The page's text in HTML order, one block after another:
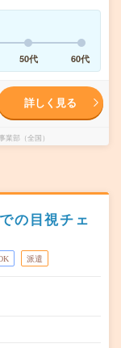
50代 60代
詳しく見る
部（全国）
の目視チェ
派遣